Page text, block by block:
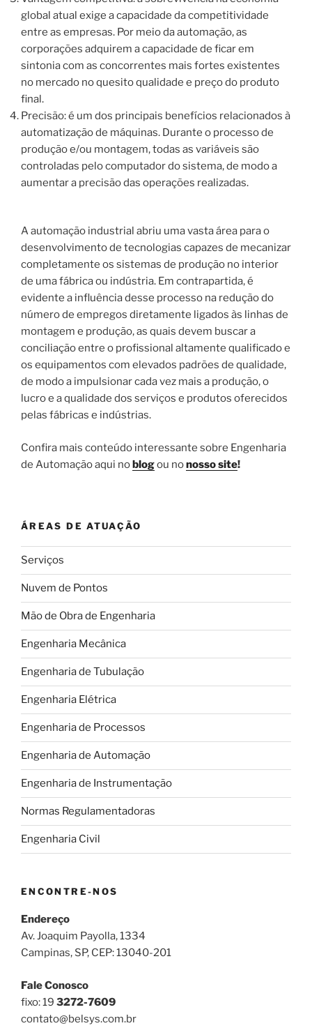
global atual exige a capacidade da competitividade
entre as empresas. Por meio da automação, as
corporações adquirem a capacidade de ficar em
sintonia com as concorrentes mais fortes existentes
no mercado no quesito qualidade e preço do produto
final.
Precisão: é um dos principais benefícios relacionados à
automatização de máquinas. Durante o processo de
produção e/ou montagem, todas as variáveis são
controladas pelo computador do sistema, de modo a
aumentar a precisão das operações realizadas.
A automação industrial abriu uma vasta área para o
desenvolvimento de tecnologias capazes de mecanizar
completamente os sistemas de produção no interior
de uma fábrica ou indústria. Em contrapartida, é
evidente a influência desse processo na redução do
número de empregos diretamente ligados às linhas de
montagem e produção, as quais devem buscar a
conciliação entre o profissional altamente qualificado e
os equipamentos com elevados padrões de qualidade,
de modo a impulsionar cada vez mais a produção, o
lucro e a qualidade dos serviços e produtos oferecidos
pelas fábricas e indústrias.
Confira mais conteúdo interessante sobre Engenharia
de Automação aqui noblogou nonosso site!
ÁREAS DE ATUAÇÃO
Serviços
Nuvem de Pontos
Mão de Obra de Engenharia
Engenharia Mecânica
Engenharia de Tubulação
Engenharia Elétrica
Engenharia de Processos
Engenharia de Automação
Engenharia de Instrumentação
Normas Regulamentadoras
Engenharia Civil
ENCONTRE-NOS
Endereço
Av. Joaquim Payolla, 1334
Campinas, SP, CEP: 13040-201
Fale Conosco
fixo: 19 3272-7609
contato@belsys.com.br